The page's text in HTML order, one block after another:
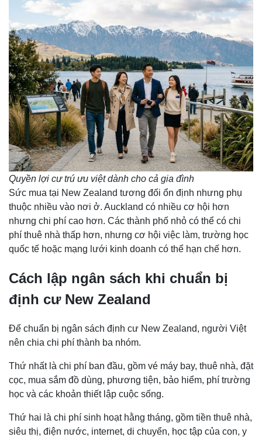
Quyền lợi cư trú ưu việt dành cho cả gia đình
Sức mua tại New Zealand tương đối ổn định nhưng phụ
thuộc nhiều vào nơi ở. Auckland có nhiều cơ hội hơn
nhưng chi phí cao hơn. Các thành phố nhỏ có thể có chi
phí thuê nhà thấp hơn, nhưng cơ hội việc làm, trường học
quốc tế hoặc mạng lưới kinh doanh có thể hạn chế hơn.
Cách lập ngân sách khi chuẩn bị
định cư New Zealand
Để chuẩn bị ngân sách định cư New Zealand, người Việt
nên chia chi phí thành ba nhóm.
Thứ nhất là chi phí ban đầu, gồm vé máy bay, thuê nhà, đặt
cọc, mua sắm đồ dùng, phương tiện, bảo hiểm, phí trường
học và các khoản thiết lập cuộc sống.
Thứ hai là chi phí sinh hoạt hằng tháng, gồm tiền thuê nhà,
siêu thị, điện nước, internet, di chuyển, học tập của con, y